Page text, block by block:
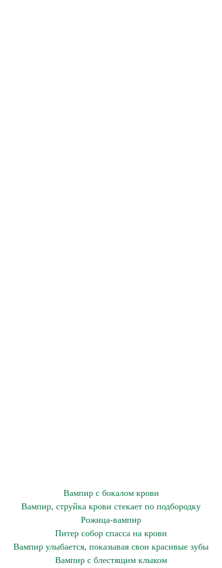
Вампир с бокалом крови
Вампир, струйка крови стекает по подбородку
Рожица-вампир
Питер собор спасса на крови
Вампир улыбается, показывая свои красивые зубы
Вампир с блестящим клыком